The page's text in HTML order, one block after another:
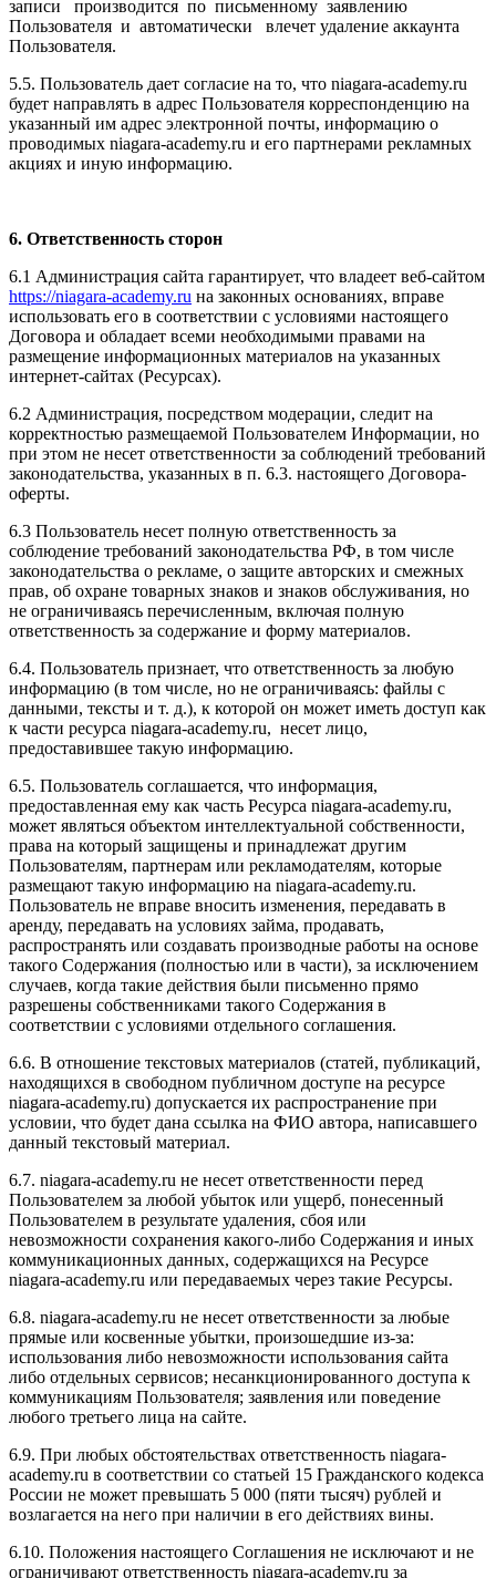
записи производится по письменному заявлению
Пользователя и автоматически влечет удаление аккаунта
Пользователя.
5.5. Пользователь дает согласие на то, что niagara-academy.ru
будет направлять в адрес Пользователя корреспонденцию на
указанный им адрес электронной почты, информацию о
проводимых niagara-academy.ru и его партнерами рекламных
акциях и иную информацию.
6. Ответственность сторон
6.1 Администрация сайта гарантирует, что владеет веб-сайтом
https://niagara-academy.ru на законных основаниях, вправе
использовать его в соответствии с условиями настоящего
Договора и обладает всеми необходимыми правами на
размещение информационных материалов на указанных
интернет-сайтах (Ресурсах).
6.2 Администрация, посредством модерации, следит на
корректностью размещаемой Пользователем Информации, но
при этом не несет ответственности за соблюдений требований
законодательства, указанных в п. 6.3. настоящего Договора-
оферты.
6.3 Пользователь несет полную ответственность за
соблюдение требований законодательства РФ, в том числе
законодательства о рекламе, о защите авторских и смежных
прав, об охране товарных знаков и знаков обслуживания, но
не ограничиваясь перечисленным, включая полную
ответственность за содержание и форму материалов.
6.4. Пользователь признает, что ответственность за любую
информацию (в том числе, но не ограничиваясь: файлы с
данными, тексты и т. д.), к которой он может иметь доступ как
к части ресурса niagara-academy.ru, несет лицо,
предоставившее такую информацию.
6.5. Пользователь соглашается, что информация,
предоставленная ему как часть Ресурса niagara-academy.ru,
может являться объектом интеллектуальной собственности,
права на который защищены и принадлежат другим
Пользователям, партнерам или рекламодателям, которые
размещают такую информацию на niagara-academy.ru.
Пользователь не вправе вносить изменения, передавать в
аренду, передавать на условиях займа, продавать,
распространять или создавать производные работы на основе
такого Содержания (полностью или в части), за исключением
случаев, когда такие действия были письменно прямо
разрешены собственниками такого Содержания в
соответствии с условиями отдельного соглашения.
6.6. В отношение текстовых материалов (статей, публикаций,
находящихся в свободном публичном доступе на ресурсе
niagara-academy.ru) допускается их распространение при
условии, что будет дана ссылка на ФИО автора, написавшего
данный текстовый материал.
6.7. niagara-academy.ru не несет ответственности перед
Пользователем за любой убыток или ущерб, понесенный
Пользователем в результате удаления, сбоя или
невозможности сохранения какого-либо Содержания и иных
коммуникационных данных, содержащихся на Ресурсе
niagara-academy.ru или передаваемых через такие Ресурсы.
6.8. niagara-academy.ru не несет ответственности за любые
прямые или косвенные убытки, произошедшие из-за:
использования либо невозможности использования сайта
либо отдельных сервисов; несанкционированного доступа к
коммуникациям Пользователя; заявления или поведение
любого третьего лица на сайте.
6.9. При любых обстоятельствах ответственность niagara-
academy.ru в соответствии со статьей 15 Гражданского кодекса
России не может превышать 5 000 (пяти тысяч) рублей и
возлагается на него при наличии в его действиях вины.
6.10. Положения настоящего Соглашения не исключают и не
ограничивают ответственность niagara-academy.ru за